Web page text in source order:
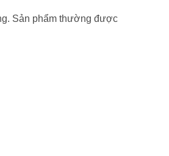
Sản phẩm thường được